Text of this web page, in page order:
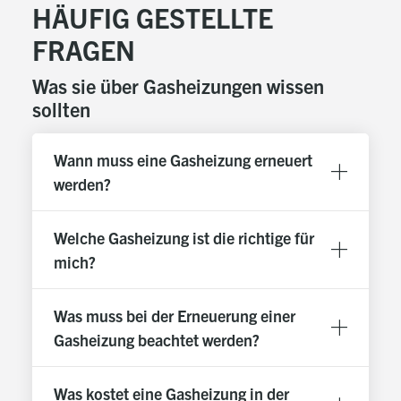
abschraubbare Siphontasse
Integrierte Komponenten
Differenzdruckgeregelte Hocheffizienzpumpe mit
Integriertes Ausdehnungsgefäß 10 l
Manometer und digitaler Druckaufnehmer
Kombizentrale WTC-GW25C-RU30
Trinkwarmwasser(TWW)-Erwärmung über
integrierten INOX-Plattenwärmetauscher
Regelvariante RU30
Mit Außenfühler für witterungsgeführte Regelung
HÄUFIG GESTELLTE
FRAGEN
Was sie über Gasheizungen wissen
sollten
Wann muss eine Gasheizung erneuert
werden?
Welche Gasheizung ist die richtige für
mich?
Was muss bei der Erneuerung einer
Gasheizung beachtet werden?
Was kostet eine Gasheizung in der